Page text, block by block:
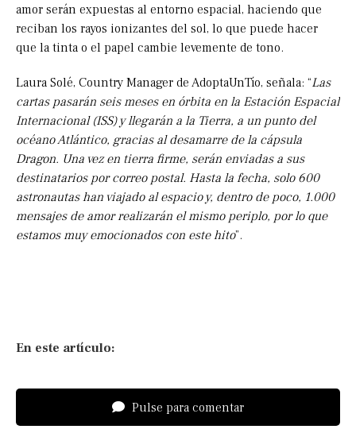
amor serán expuestas al entorno espacial, haciendo que
reciban los rayos ionizantes del sol, lo que puede hacer
que la tinta o el papel cambie levemente de tono.
Laura Solé, Country Manager de AdoptaUnTío, señala: “Las
cartas pasarán seis meses en órbita en la Estación Espacial
Internacional (ISS) y llegarán a la Tierra, a un punto del
océano Atlántico, gracias al desamarre de la cápsula
Dragon. Una vez en tierra firme, serán enviadas a sus
destinatarios por correo postal. Hasta la fecha, solo 600
astronautas han viajado al espacio y, dentro de poco, 1.000
mensajes de amor realizarán el mismo periplo, por lo que
estamos muy emocionados con este hito”.
En este artículo:
Pulse para comentar